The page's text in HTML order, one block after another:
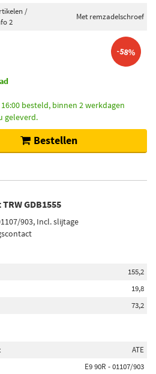
/
2
Met remzadelschroef
-58%
besteld, binnen 2 werkdagen
geleverd.
Bestellen
GDB1555
903, Incl. slijtage
155,2
19,8
73,2
ATE
E9 90R - 01107/903